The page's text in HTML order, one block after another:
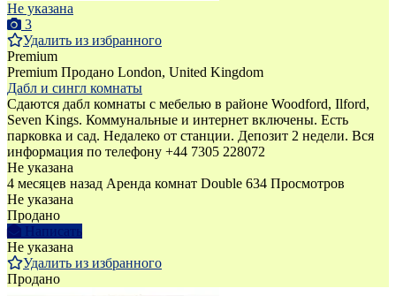
Не указана
3
Удалить из избранного
Premium
Premium Продано London, United Kingdom
Дабл и сингл комнаты
Сдаются дабл комнаты с мебелью в районе Woodford, Ilford,
Seven Kings. Коммунальные и интернет включены. Есть
парковка и сад. Недалеко от станции. Депозит 2 недели. Вся
информация по телефону +44 7305 228072
Не указана
4 месяцев назад Аренда комнат Double 634 Просмотров
Не указана
Продано
Написать
Не указана
Удалить из избранного
Продано